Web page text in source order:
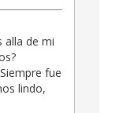
alla de mi
fue
lindo,